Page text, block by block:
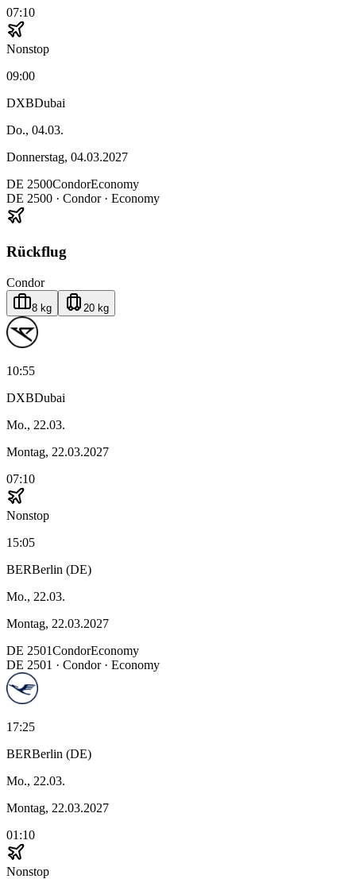
07:10
Nonstop
09:00
DXBDubai
Do., 04.03.
Donnerstag, 04.03.2027
DE 2500CondorEconomy
DE 2500 · Condor· Economy
Rückflug
Condor
8 kg 20 kg
10:55
DXBDubai
Mo., 22.03.
Montag, 22.03.2027
07:10
Nonstop
15:05
BERBerlin (DE)
Mo., 22.03.
Montag, 22.03.2027
DE 2501CondorEconomy
DE 2501 · Condor· Economy
17:25
BERBerlin (DE)
Mo., 22.03.
Montag, 22.03.2027
01:10
Nonstop